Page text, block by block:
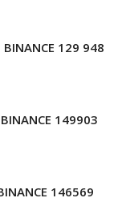
129 948
149903
146569